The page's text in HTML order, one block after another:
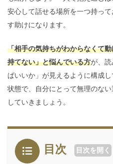
安心して話せる場所を一つ持っ
す助けになります。
「相手の気持ちがわからなくて
持てない」と悩んでいる方が、
ばいいか」が見えるように構成
状態で、自分にとって無理のな
していきましょう。
目次 目次を開く